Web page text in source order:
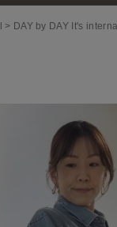
DAY by DAY It's